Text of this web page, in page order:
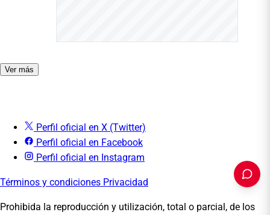
Ver más
Perfil oficial en X (Twitter)
Perfil oficial en Facebook
Perfil oficial en Instagram
Términos y condiciones Privacidad
Prohibida la reproducción y utilización, total o parcial, de los